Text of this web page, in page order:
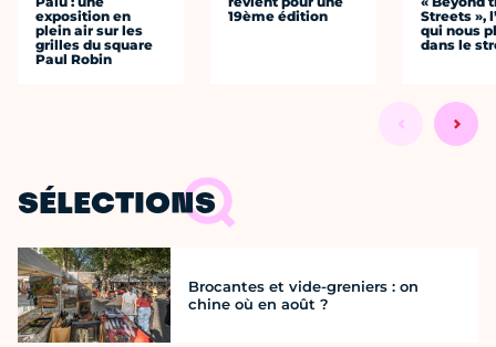
exposition en
plein air sur les
grilles du square
Paul Robin
19ème édition
Streets »,
qui nous
dans le
SÉLECTIONS
Brocantes et vide-greniers : on
chine où en août ?